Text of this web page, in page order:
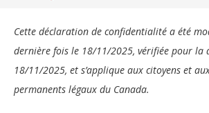
Cette déclaration de confidentialité a été
dernière fois le 18/11/2025, vérifiée pour la
18/11/2025, et s’applique aux citoyens et
permanents légaux du Canada.